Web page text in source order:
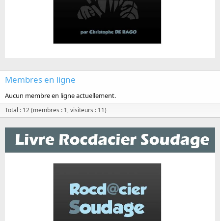
Membres en ligne
Aucun membre en ligne actuellement.
Total : 12 (membres : 1, visiteurs : 11)